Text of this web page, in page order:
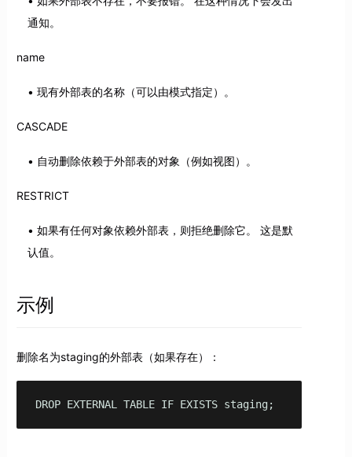
通知。
name
现有外部表的名称（可以由模式指定）。
CASCADE
自动删除依赖于外部表的对象（例如视图）。
RESTRICT
如果有任何对象依赖外部表，则拒绝删除它。 这是默
认值。
示例
删除名为staging的外部表（如果存在）：
DROP EXTERNAL TABLE IF EXISTS staging;